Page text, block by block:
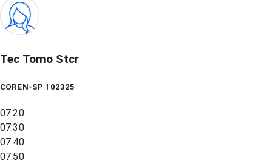
Tec Tomo Stcr
COREN-SP 102325
07:20
07:30
07:40
07:50